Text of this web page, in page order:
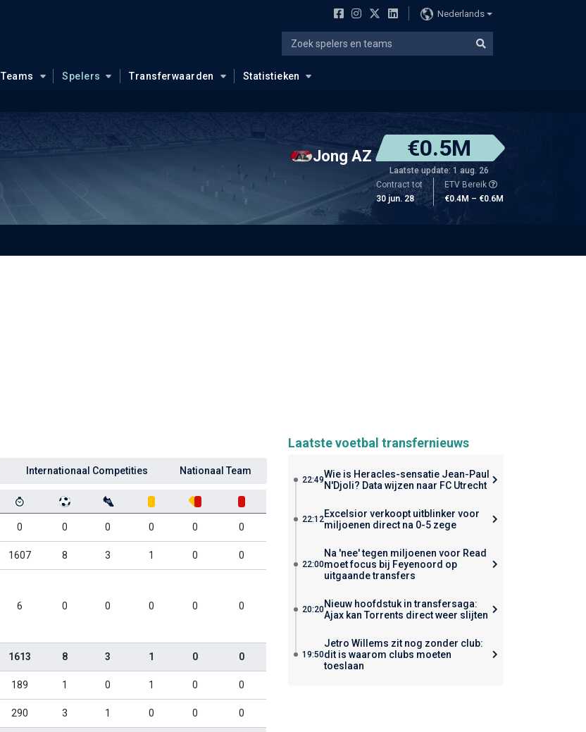
Nederlands
Teams Spelers Transferwaarden Statistieken
Jong AZ €0.5M
Laatste update: 1 aug. 26
Contract tot
30 jun. 28
ETV Bereik
€0.4M – €0.6M
Internationaal Competities Nationaal Team
0 0 0 0 0 0
1607 8 3 1 0 0
6 0 0 0 0 0
1613 8 3 1 0 0
189 1 0 1 0 0
290 3 1 0 0 0
Laatste voetbal transfernieuws
22:49Wie is Heracles-sensatie Jean-Paul
N'Djoli? Data wijzen naar FC Utrecht
22:12Excelsior verkoopt uitblinker voor
miljoenen direct na 0-5 zege
22:00
Na 'nee' tegen miljoenen voor Read
moet focus bij Feyenoord op
uitgaande transfers
20:20Nieuw hoofdstuk in transfersaga:
Ajax kan Torrents direct weer slijten
19:50
Jetro Willems zit nog zonder club:
dit is waarom clubs moeten
toeslaan